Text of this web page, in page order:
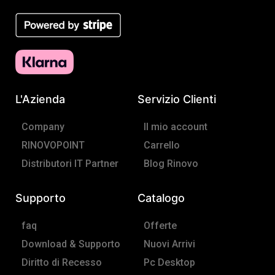
c
e
b
o
k
-
f
s
t
a
g
a
m
L'Azienda
Company
RINOVOPOINT
Distributori IT Partner
Servizio Clienti
Il mio account
Carrello
Blog Rinovo
Supporto
faq
Download & Supporto
Diritto di Recesso
Catalogo
Offerte
Nuovi Arrivi
Pc Desktop